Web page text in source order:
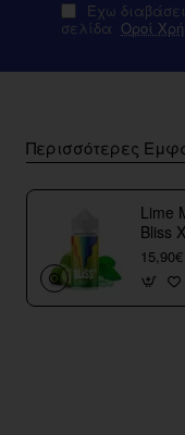
Έχω
σελίδα Οροί
Περισσότερες
Lime
Bliss
Shots
15,90€